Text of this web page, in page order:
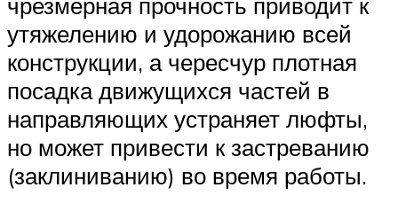
утяжелению и удорожанию всей
конструкции, а чересчур плотная
посадка движущихся частей в
направляющих устраняет люфты,
но может привести к застреванию
(заклиниванию) во время работы.